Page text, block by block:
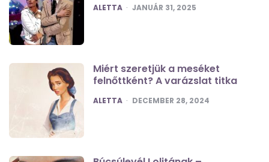
POSTED
ALETTA JANUÁR 31, 2025
Miért szeretjük a meséket
felnőttként? A varázslat titka
POSTED
ALETTA DECEMBER 28, 2024